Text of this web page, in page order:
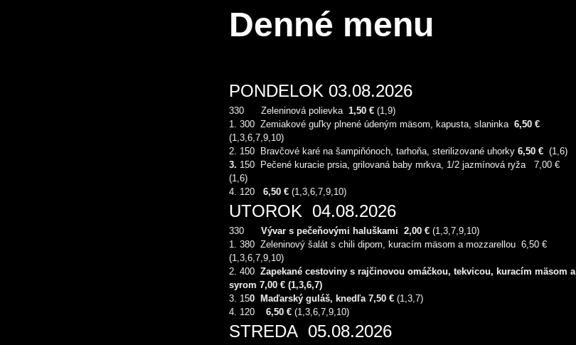
Denné menu
PONDELOK 03.08.2026
330 Zeleninová polievka 1,50 € (1,9)
1. 300 Zemiakové guľky plnené údeným mäsom, kapusta, slaninka 6,50 €
(1,3,6,7,9,10)
2. 150 Bravčové karé na šampiňónoch, tarhoňa, sterilizované uhorky 6,50 € (1,6)
3. 150 Pečené kuracie prsia, grilovaná baby mrkva, 1/2 jazmínová ryža 7,00 €
(1,6)
4. 120 6,50 € (1,3,6,7,9,10)
UTOROK 04.08.2026
330 Vývar s pečeňovými haluškami 2,00 € (1,3,7,9,10)
1. 380 Zeleninový šalát s chili dipom, kuracím mäsom a mozzarellou 6,50 €
(1,3,6,7,9,10)
2. 400 Zapekané cestoviny s rajčinovou omáčkou, tekvicou, kuracím mäsom a
syrom 7,00 € (1,3,6,7)
3. 150 Maďarský guláš, knedľa 7,50 € (1,3,7)
4. 120
6,50 € (1,3,6,7,9,10)
STREDA 05.08.2026